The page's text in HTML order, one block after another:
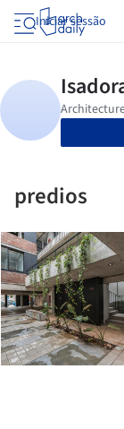
Iniciar sessão
predios